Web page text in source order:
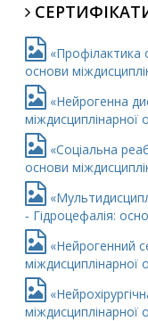
«Профілактика
основи
«Нейрогенна
міждисциплінарної
«Соціальна
основи
‐ Гідроцефалія:
«Нейрогенний
міждисциплінарної
міждисциплінарної